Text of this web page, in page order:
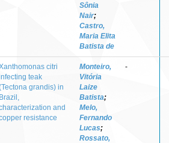
Sônia
Nair;
Castro,
Maria Elita
Batista de
citri
teak
grandis) in
Brazil,
and
resistance
Monteiro,
Vitória
Laize
Batista;
Melo,
Fernando
Lucas;
Rossato,
-